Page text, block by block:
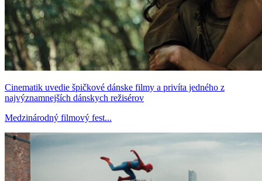
Cinematik uvedie špičkové dánske filmy a privíta jedného z
najvýznamnejších dánskych režisérov
Medzinárodný filmový fest...